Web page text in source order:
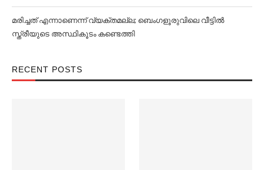
മരിച്ചത് എന്നാണെന്ന് വ്യക്തമല്ല; ബെംഗളൂരുവിലെ വീട്ടില്‍
സ്ത്രീയുടെ അസ്ഥികൂടം കണ്ടെത്തി
RECENT POSTS